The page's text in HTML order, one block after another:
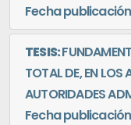
Fecha
TESIS:
TOTAL DE, EN LOS
AUTORIDADES
Fecha